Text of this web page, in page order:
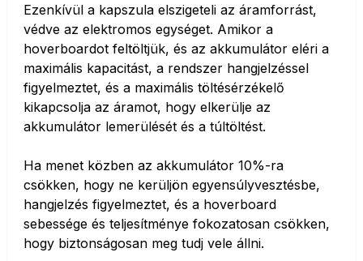
Ezenkívül a kapszula elszigeteli az áramforrást,
védve az elektromos egységet. Amikor a
hoverboardot feltöltjük, és az akkumulátor eléri a
maximális kapacitást, a rendszer hangjelzéssel
figyelmeztet, és a maximális töltésérzékelő
kikapcsolja az áramot, hogy elkerülje az
akkumulátor lemerülését és a túltöltést.
Ha menet közben az akkumulátor 10%-ra
csökken, hogy ne kerüljön egyensúlyvesztésbe,
hangjelzés figyelmeztet, és a hoverboard
sebessége és teljesítménye fokozatosan csökken,
hogy biztonságosan meg tudj vele állni.